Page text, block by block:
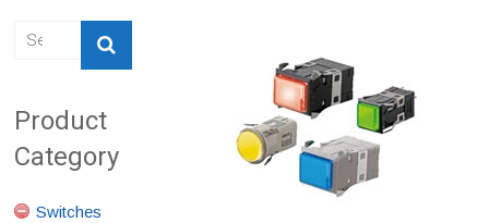
Product
Category
Switches